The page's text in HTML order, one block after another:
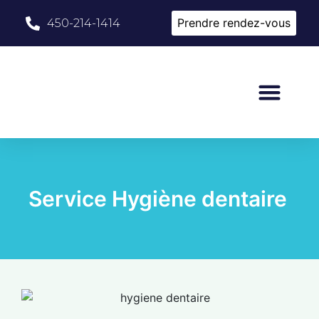
450-214-1414 Prendre rendez-vous
Service Hygiène dentaire